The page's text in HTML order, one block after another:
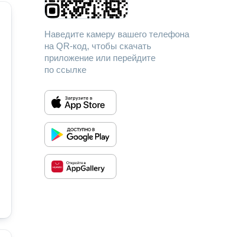
Наведите камеру вашего телефона
на QR-код, чтобы скачать
приложение или перейдите
по ссылке